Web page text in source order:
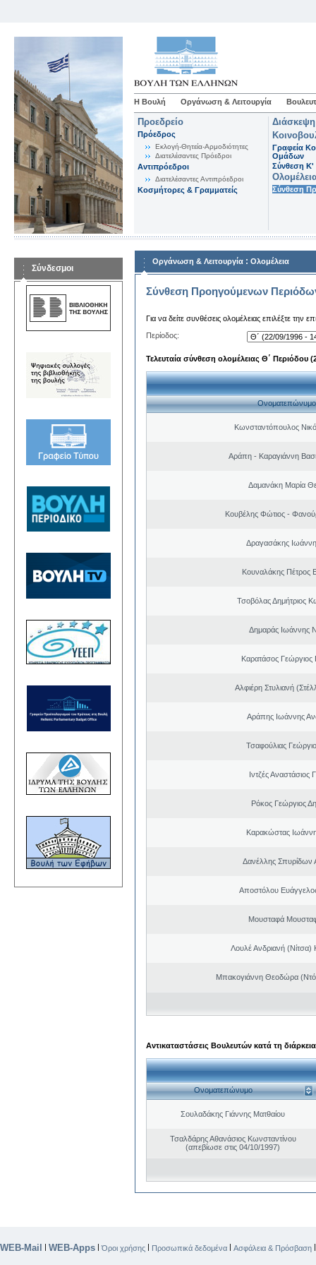
Η Βουλή Οργάνωση & Λειτουργία
Προεδρείο
Πρόεδρος
Εκλογή-Θητεία-Αρμοδιότητες
Διατελέσαντες Πρόεδροι
Αντιπρόεδροι
Διατελέσαντες Αντιπρόεδροι
Κοσμήτορες & Γραμματείς
Γραφεία
Ομάδων
Σύνθεση K'
Σύνθεση
Σύνδεσμοι
Οργάνωση & Λειτουργία : Ολομέλεια
Σύνθεση Προηγούμενων
Για να δείτε συνθέσεις ολομέλειας επιλέξτε την
Περίοδος:
Τελευταία σύνθεση ολομέλειας Θ΄ Περιόδου
Ονοματεπώνυμο
Κωνσταντόπουλος
Αράπη - Καραγιάννη
Δαμανάκη Μαρία
Κουβέλης Φώτιος -
Δραγασάκης
Κουναλάκης Πέτρος
Τσοβόλας Δημήτριος
Δημαράς Ιωάννης
Καρατάσος Γεώργιος
Αλφιέρη Στυλιανή
Αράπης Ιωάννης
Τσαφούλιας
Ιντζές Αναστάσιος
Ρόκος Γεώργιος
Καρακώστας
Δανέλλης Σπυρίδων
Αποστόλου
Μουσταφά
Λουλέ Ανδριανή (Νίτσα)
Μπακογιάννη Θεοδώρα
Αντικαταστάσεις Βουλευτών κατά τη
Ονοματεπώνυμο
Σουλαδάκης Γιάννης Ματθαίου
Τσαλδάρης Αθανάσιος Κωνσταντίνου
(απεβίωσε στις 04/10/1997)
WEB-Mail | WEB-Apps |Όροι χρήσης | Προσωπικά δεδομένα | Ασφάλεια & Πρόσβαση